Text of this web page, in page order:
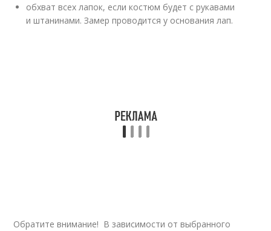
обхват всех лапок, если костюм будет с рукавами
и штанинами. Замер проводится у основания лап.
Обратите внимание! В зависимости от выбранного